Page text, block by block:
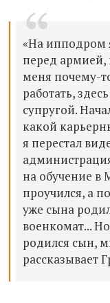
«На ипподром
перед армией,
меня почему-
работать,
супругой.
какой
я перестал
на обучение в
проучился, а
уже сына
военкомат...
родился сын,
рассказывает